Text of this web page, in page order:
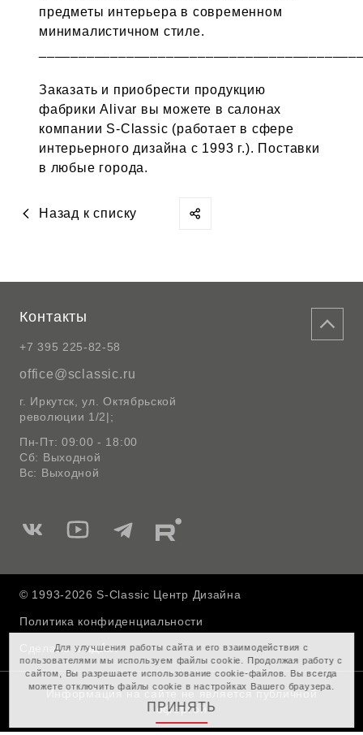
предметы интерьера в современном
минималистичном стиле.
Заказать и приобрести продукцию
фабрики Alivar вы можете в салонах
компании S-Classic (работает в сфере
интерьерного дизайна с 1993 г.). Поставки
в любые города.
Назад к списку
Контакты
+7 395 225-82-58
office@sclassic.ru
г. Иркутск, ул. Октябрьской
революции 1/2|;
Пн-Пт: 09:00 - 18:00
Сб: Выходной
Вс: Выходной
Мы
Вконтакте
Мы
Ютуб
Мы
Telegram
Мы
Rutube
© 1993-2026 S-Classic Центр Дизайна
Политика конфиденциальности
Сделано в
Информация на сайте не является публичной
офертой
Для улучшения работы сайта и его взаимодействия с
пользователями мы используем файлы cookie. Продолжая работу с
сайтом, Вы разрешаете использование cookie-файлов. Вы всегда
можете отключить файлы cookie в настройках Вашего браузера.
ПРИНЯТЬ